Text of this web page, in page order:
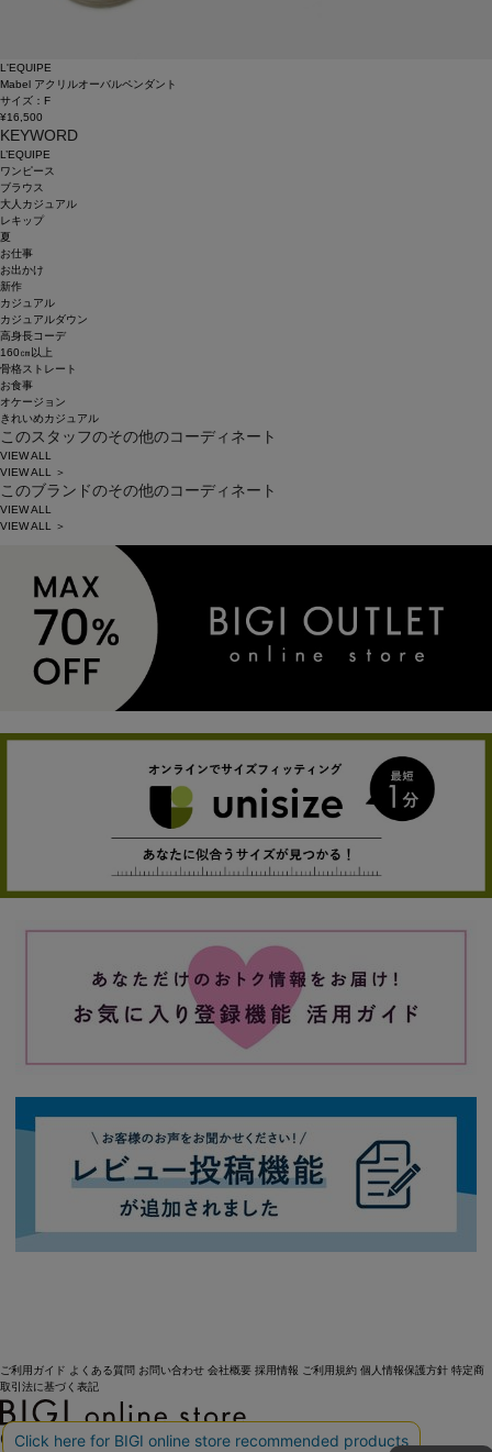
L'EQUIPE
Mabel アクリルオーバルペンダント
サイズ：F
¥16,500
KEYWORD
L’EQUIPE
ワンピース
ブラウス
大人カジュアル
レキップ
夏
お仕事
お出かけ
新作
カジュアル
カジュアルダウン
高身長コーデ
160㎝以上
骨格ストレート
お食事
オケージョン
きれいめカジュアル
このスタッフのその他のコーディネート
VIEW ALL
VIEW ALL ＞
このブランドのその他のコーディネート
VIEW ALL
VIEW ALL ＞
ご利用ガイド よくある質問 お問い合わせ 会社概要 採用情報 ご利用規約 個人情報保護方針 特定商
取引法に基づく表記
OFFICIAL SNS